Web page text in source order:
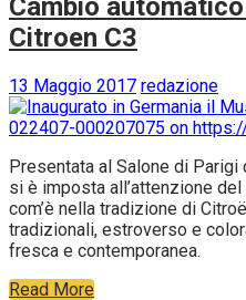
Cambio
Citroen C3
13 Maggio 2017 redazione
Presentata al Salone di Parigi
si è imposta all’attenzione
com’è nella tradizione di
tradizionali, estroverso e
fresca e contemporanea.
Read More